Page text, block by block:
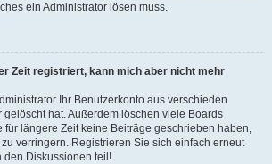
ein Administrator lösen muss.
Zeit registriert, kann mich aber nicht mehr
Ihr Benutzerkonto aus verschieden
hat. Außerdem löschen viele Boards
für längere Zeit keine Beiträge geschrieben haben,
verringern. Registrieren Sie sich einfach erneut
den Diskussionen teil!